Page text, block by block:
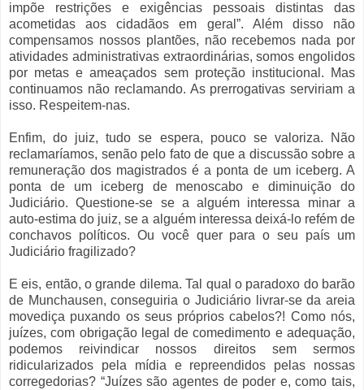
impõe restrições e exigências pessoais distintas das
acometidas aos cidadãos em geral”. Além disso não
compensamos nossos plantões, não recebemos nada por
atividades administrativas extraordinárias, somos engolidos
por metas e ameaçados sem proteção institucional. Mas
continuamos não reclamando. As prerrogativas serviriam a
isso. Respeitem-nas.
Enfim, do juiz, tudo se espera, pouco se valoriza. Não
reclamaríamos, senão pelo fato de que a discussão sobre a
remuneração dos magistrados é a ponta de um iceberg. A
ponta de um iceberg de menoscabo e diminuição do
Judiciário. Questione-se se a alguém interessa minar a
auto-estima do juiz, se a alguém interessa deixá-lo refém de
conchavos políticos. Ou você quer para o seu país um
Judiciário fragilizado?
E eis, então, o grande dilema. Tal qual o paradoxo do barão
de Munchausen, conseguiria o Judiciário livrar-se da areia
movediça puxando os seus próprios cabelos?! Como nós,
juízes, com obrigação legal de comedimento e adequação,
podemos reivindicar nossos direitos sem sermos
ridicularizados pela mídia e repreendidos pelas nossas
corregedorias? “Juízes são agentes de poder e, como tais,